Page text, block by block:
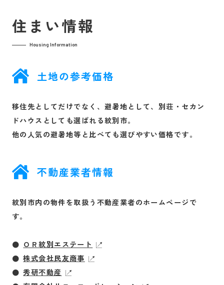
住まい情報
Housing Information
土地の参考価格
移住先としてだけでなく、避暑地として、別荘・セカン
ドハウスとしても選ばれる紋別市。
他の人気の避暑地等と比べても選びやすい価格です。
不動産業者情報
紋別市内の物件を取扱う不動産業者のホームページで
す。
ＯＲ紋別エステート
株式会社民友商事
秀研不動産